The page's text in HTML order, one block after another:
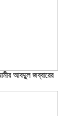
আবদুুল জব্বারের